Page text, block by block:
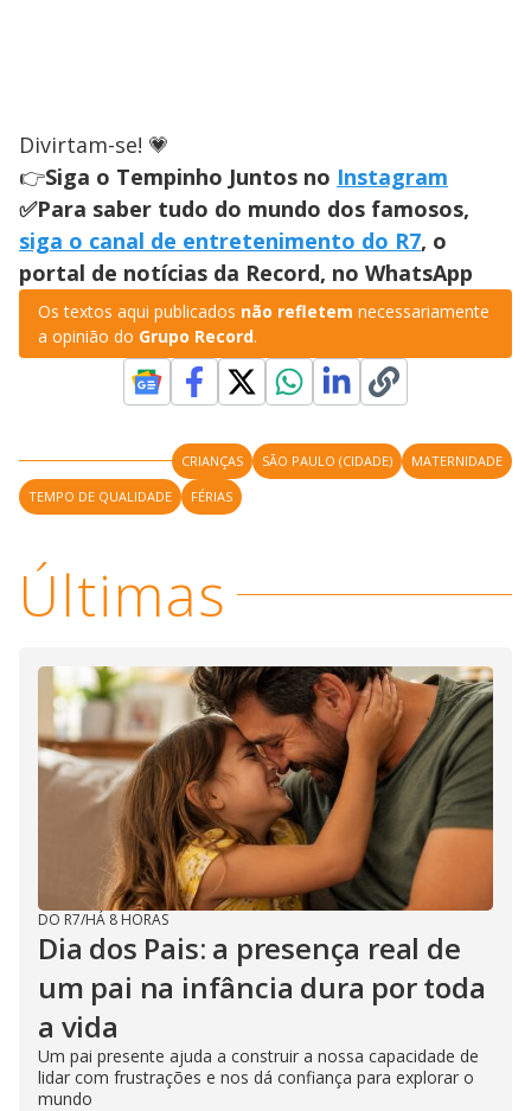
Divirtam-se! 💗
👉Siga o Tempinho Juntos no Instagram
✅Para saber tudo do mundo dos famosos,
siga o canal de entretenimento do R7, o
portal de notícias da Record, no WhatsApp
Os textos aqui publicados não refletem necessariamente
a opinião do Grupo Record.
CRIANÇAS SÃO PAULO (CIDADE)
MATERNIDADE
TEMPO DE QUALIDADE
FÉRIAS
Últimas
DO R7/HÁ 8 HORAS
Dia dos Pais: a presença real de
um pai na infância dura por toda
a vida
Um pai presente ajuda a construir a nossa capacidade de
lidar com frustrações e nos dá confiança para explorar o
mundo